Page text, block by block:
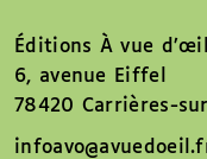
Éditions À vue d’œil
6, avenue Eiffel
78420 Carrières-